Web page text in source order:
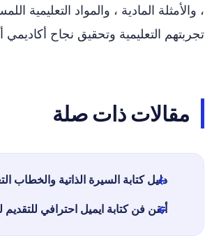
، والأمثلة المادية ، والمواد التعليمية
تجربتهم التعليمية وتحقيق نجاح
مقالات ذات صلة
دليل كتابة السيرة الذاتية والخطاب
أتقن فن كتابة ايميل احترافي